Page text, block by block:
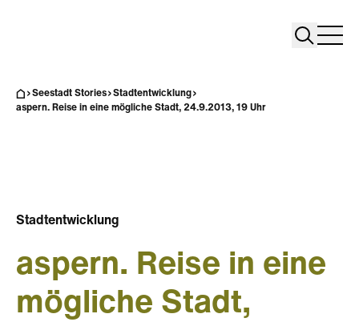
Search
Seestadt Stories
Stadtentwicklung
aspern. Reise in eine mögliche Stadt, 24.9.2013, 19 Uhr
Stadtentwicklung
aspern. Reise in eine
mögliche Stadt,